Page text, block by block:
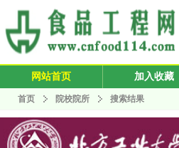
网站首页 加入收藏
首页 院校院所 搜索结果